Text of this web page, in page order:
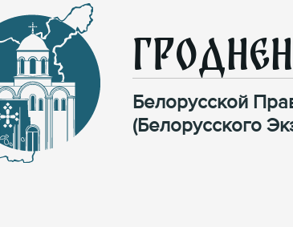
Белорусской
(Белорусского